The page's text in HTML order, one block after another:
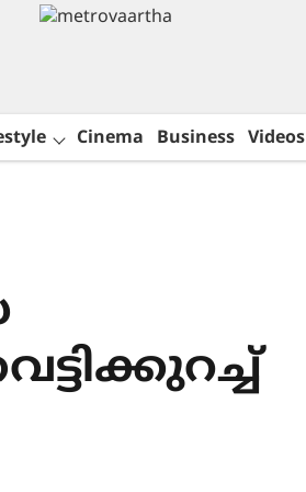
Cinema Business Videos